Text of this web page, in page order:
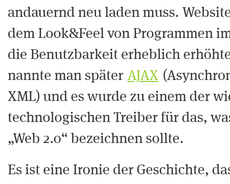
andauernd neu laden muss.
dem Look&Feel von Programmen
die Benutzbarkeit erheblich
nannte man später AJAX
XML) und es wurde zu einem der
technologischen Treiber für das,
„Web 2.0“ bezeichnen sollte.
Es ist eine Ironie der Geschichte,